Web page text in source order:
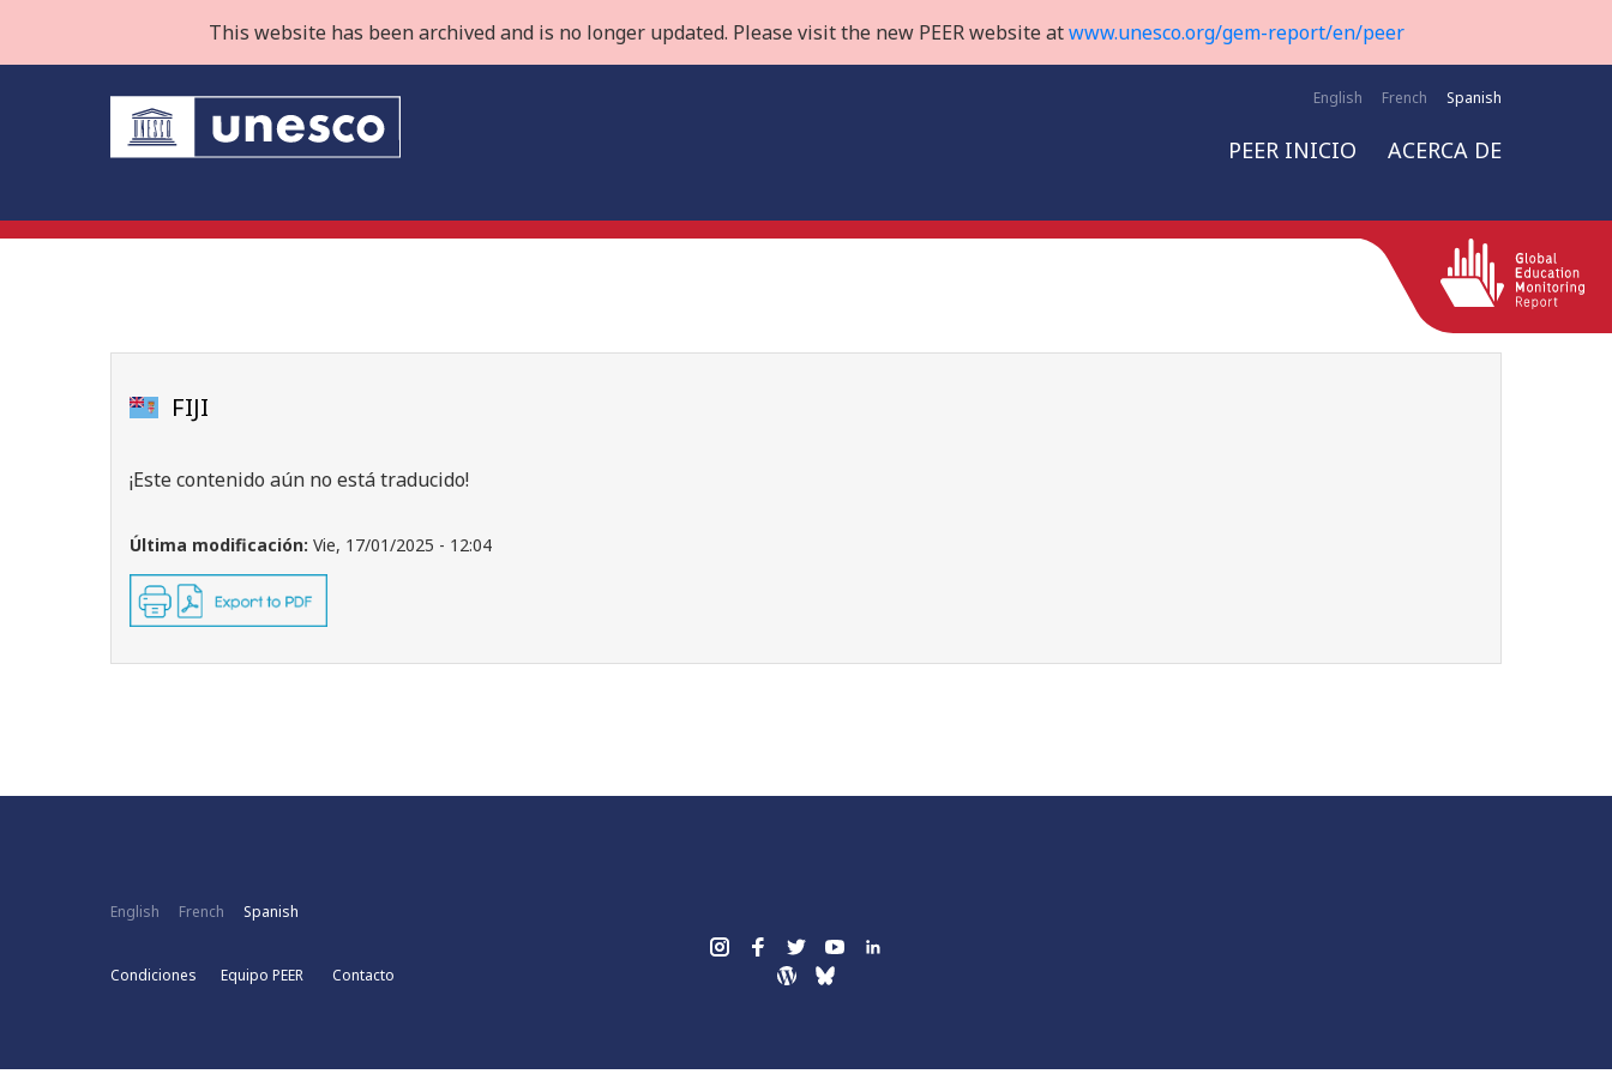
This website has been archived and is no longer updated. Please visit the new PEER website atwww.unesco.org/gem-report/en/peer
English French Spanish
PEER INICIO ACERCA DE
FIJI
¡Este contenido aún no está traducido!
Última modificación: Vie, 17/01/2025 - 12:04
English French Spanish
Condiciones Equipo PEER Contacto